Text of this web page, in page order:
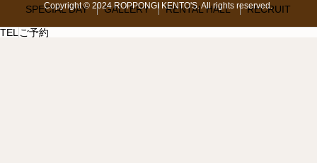
SPECIAL DAY GALLERY RENTAL HALL RECRUIT
Copyright © 2024 ROPPONGI KENTO'S. All rights reserved.
TEL ご予約